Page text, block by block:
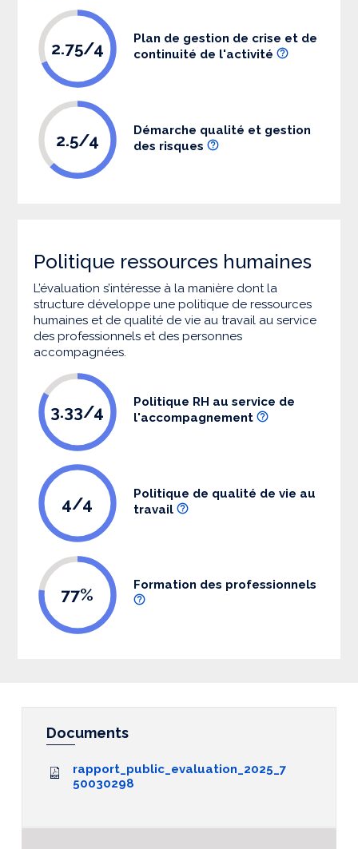
2.75/4
Plan de gestion de crise et de
continuité de l'activité
2.5/4
Démarche qualité et gestion
des risques
Politique ressources humaines
L’évaluation s’intéresse à la manière dont la
structure développe une politique de ressources
humaines et de qualité de vie au travail au service
des professionnels et des personnes
accompagnées.
3.33/4
Politique RH au service de
l'accompagnement
4/4
Politique de qualité de vie au
travail
77% Formation des professionnels
Documents
rapport_public_evaluation_2025_7
50030298